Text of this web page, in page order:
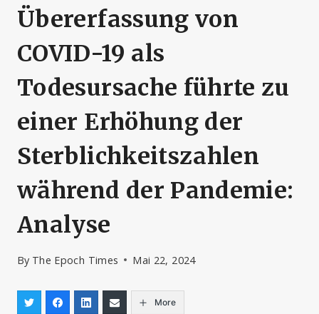
Übererfassung von
COVID-19 als
Todesursache führte zu
einer Erhöhung der
Sterblichkeitszahlen
während der Pandemie:
Analyse
By The Epoch Times Mai 22, 2024
More